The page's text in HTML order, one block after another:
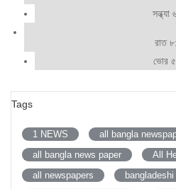
সন্ধ্যা
রাত
ভোর
Tags
1 NEWS
all bangla
all bangla news paper
All
all newspapers